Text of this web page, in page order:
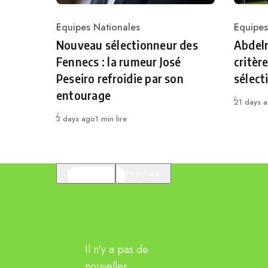
Category
Equipes Nationales
Nouveau sélectionneur des
Fennecs : la rumeur José
Peseiro refroidie par son
entourage
Publié
3 days ago1 min lire
Publié
21 days
Il n'y a pas de